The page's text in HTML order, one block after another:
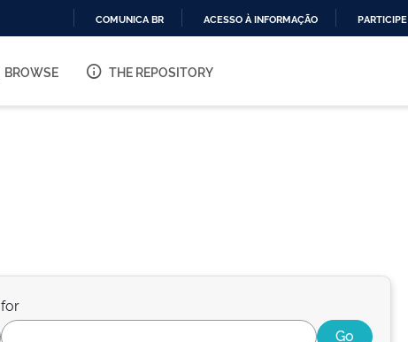
O
COMUNICA BR ACESSO À INFORMAÇÃO PARTICIPE
BROWSE THE REPOSITORY
for